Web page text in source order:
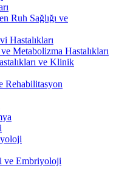
Ruh Sağlığı ve
Hastalıkları
Metabolizma Hastalıkları
ve Klinik
Rehabilitasyon
ve Embriyoloji